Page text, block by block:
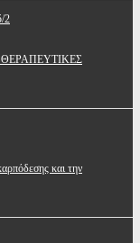
2
και την